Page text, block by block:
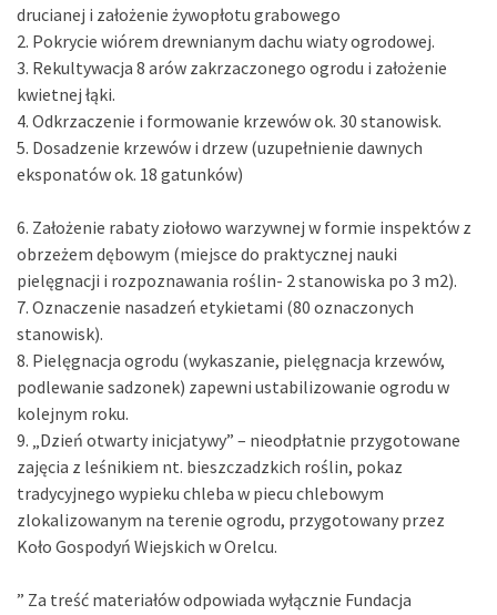
drucianej i założenie żywopłotu grabowego
2. Pokrycie wiórem drewnianym dachu wiaty ogrodowej.
3. Rekultywacja 8 arów zakrzaczonego ogrodu i założenie
kwietnej łąki.
4. Odkrzaczenie i formowanie krzewów ok. 30 stanowisk.
5. Dosadzenie krzewów i drzew (uzupełnienie dawnych
eksponatów ok. 18 gatunków)
6. Założenie rabaty ziołowo warzywnej w formie inspektów z
obrzeżem dębowym (miejsce do praktycznej nauki
pielęgnacji i rozpoznawania roślin- 2 stanowiska po 3 m2).
7. Oznaczenie nasadzeń etykietami (80 oznaczonych
stanowisk).
8. Pielęgnacja ogrodu (wykaszanie, pielęgnacja krzewów,
podlewanie sadzonek) zapewni ustabilizowanie ogrodu w
kolejnym roku.
9. „Dzień otwarty inicjatywy” – nieodpłatnie przygotowane
zajęcia z leśnikiem nt. bieszczadzkich roślin, pokaz
tradycyjnego wypieku chleba w piecu chlebowym
zlokalizowanym na terenie ogrodu, przygotowany przez
Koło Gospodyń Wiejskich w Orelcu.
” Za treść materiałów odpowiada wyłącznie Fundacja